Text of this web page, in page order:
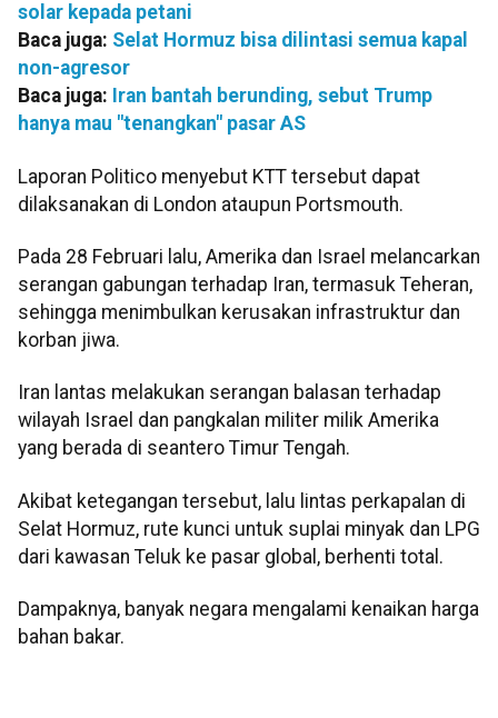
solar kepada petani
Baca juga: Selat Hormuz bisa dilintasi semua kapal
non-agresor
Baca juga: Iran bantah berunding, sebut Trump
hanya mau "tenangkan" pasar AS
Laporan Politico menyebut KTT tersebut dapat
dilaksanakan di London ataupun Portsmouth.
Pada 28 Februari lalu, Amerika dan Israel melancarkan
serangan gabungan terhadap Iran, termasuk Teheran,
sehingga menimbulkan kerusakan infrastruktur dan
korban jiwa.
Iran lantas melakukan serangan balasan terhadap
wilayah Israel dan pangkalan militer milik Amerika
yang berada di seantero Timur Tengah.
Akibat ketegangan tersebut, lalu lintas perkapalan di
Selat Hormuz, rute kunci untuk suplai minyak dan LPG
dari kawasan Teluk ke pasar global, berhenti total.
Dampaknya, banyak negara mengalami kenaikan harga
bahan bakar.